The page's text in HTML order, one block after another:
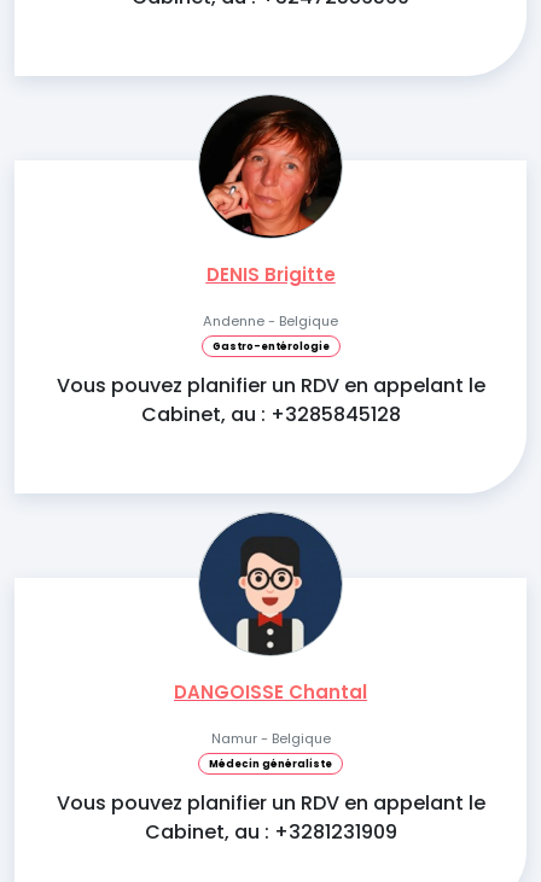
DENIS Brigitte
Andenne - Belgique
Gastro-entérologie
Vous pouvez planifier un RDV en appelant le
Cabinet, au : +3285845128
DANGOISSE Chantal
Namur - Belgique
Médecin généraliste
Vous pouvez planifier un RDV en appelant le
Cabinet, au : +3281231909